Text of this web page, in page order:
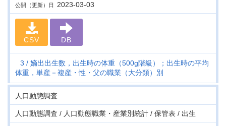
公開（更新）日 2023-03-03
CSV DB
3
嫡出出生数，出生時の体重（500g階級）；出生時の平均
体重，単産－複産・性・父の職業（大分類）別
人口動態調査
人口動態調査 / 人口動態職業・産業別統計 / 保管表 / 出生